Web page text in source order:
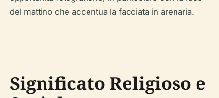
del mattino che accentua la facciata in arenaria.
Significato Religioso e